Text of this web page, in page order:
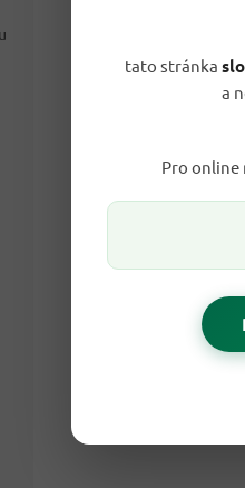
tato stránka
a
Pro online